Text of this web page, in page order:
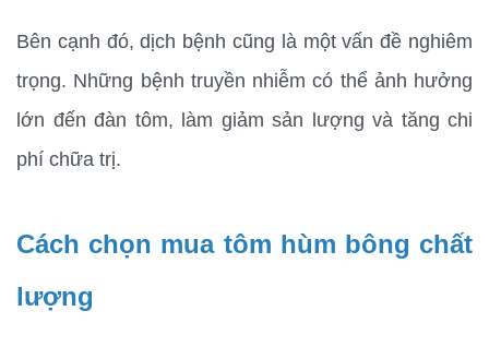
Bên cạnh đó, dịch bệnh cũng là một vấn đề nghiêm
trọng. Những bệnh truyền nhiễm có thể ảnh hưởng
lớn đến đàn tôm, làm giảm sản lượng và tăng chi
phí chữa trị.
Cách chọn mua tôm hùm bông chất
lượng